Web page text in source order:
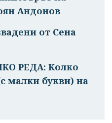
Андонов
от Сена
РЕДА: Колко
малки букви) на